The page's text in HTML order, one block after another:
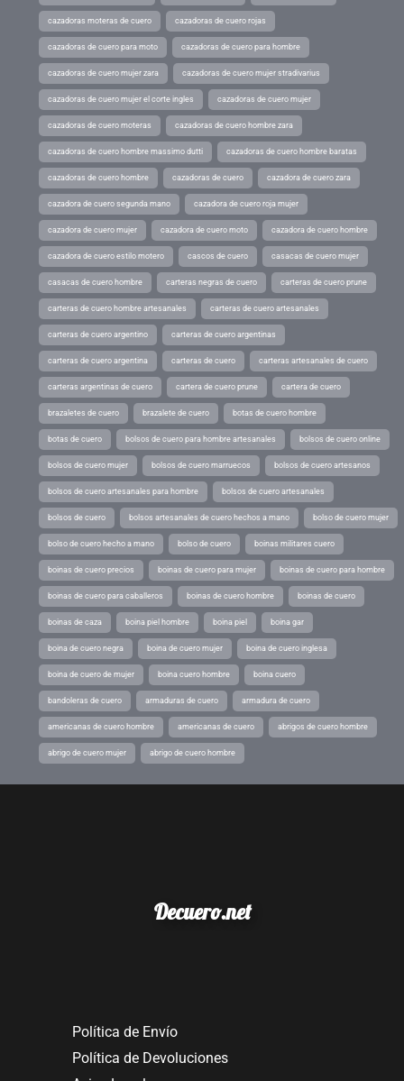
cazadoras moteras de cuero cazadoras de cuero rojas
cazadoras de cuero para moto cazadoras de cuero para hombre
cazadoras de cuero mujer zara cazadoras de cuero mujer stradivarius
cazadoras de cuero mujer el corte ingles cazadoras de cuero mujer
cazadoras de cuero moteras cazadoras de cuero hombre zara
cazadoras de cuero hombre massimo dutti cazadoras de cuero hombre baratas
cazadoras de cuero hombre cazadoras de cuero cazadora de cuero zara
cazadora de cuero segunda mano cazadora de cuero roja mujer
cazadora de cuero mujer cazadora de cuero moto cazadora de cuero hombre
cazadora de cuero estilo motero cascos de cuero casacas de cuero mujer
casacas de cuero hombre carteras negras de cuero carteras de cuero prune
carteras de cuero hombre artesanales carteras de cuero artesanales
carteras de cuero argentino carteras de cuero argentinas
carteras de cuero argentina carteras de cuero carteras artesanales de cuero
carteras argentinas de cuero cartera de cuero prune cartera de cuero
brazaletes de cuero brazalete de cuero botas de cuero hombre
botas de cuero bolsos de cuero para hombre artesanales bolsos de cuero online
bolsos de cuero mujer bolsos de cuero marruecos bolsos de cuero artesanos
bolsos de cuero artesanales para hombre bolsos de cuero artesanales
bolsos de cuero bolsos artesanales de cuero hechos a mano bolso de cuero mujer
bolso de cuero hecho a mano bolso de cuero boinas militares cuero
boinas de cuero precios boinas de cuero para mujer boinas de cuero para hombre
boinas de cuero para caballeros boinas de cuero hombre boinas de cuero
boinas de caza boina piel hombre boina piel boina gar
boina de cuero negra boina de cuero mujer boina de cuero inglesa
boina de cuero de mujer boina cuero hombre boina cuero
bandoleras de cuero armaduras de cuero armadura de cuero
americanas de cuero hombre americanas de cuero abrigos de cuero hombre
abrigo de cuero mujer abrigo de cuero hombre
Decuero.net
Política de Envío
Política de Devoluciones